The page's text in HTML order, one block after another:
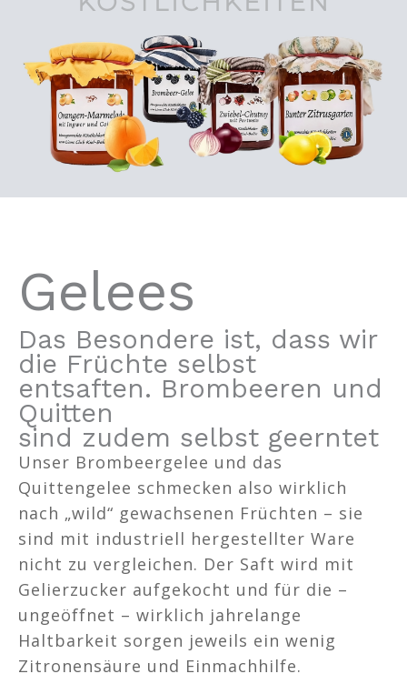
Gelees
Das Besondere ist, dass wir
die Früchte selbst
entsaften. Brombeeren und
Quitten
sind zudem selbst geerntet
Unser Brombeergelee und das
Quittengelee schmecken also wirklich
nach „wild“ gewachsenen Früchten – sie
sind mit industriell hergestellter Ware
nicht zu vergleichen. Der Saft wird mit
Gelierzucker aufgekocht und für die –
ungeöffnet – wirklich jahrelange
Haltbarkeit sorgen jeweils ein wenig
Zitronensäure und Einmachhilfe.